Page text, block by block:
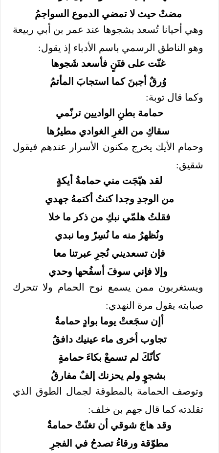
مضتْ حيث لا تمضي الدموع السواجمُ
وهي أحيانا تُسعد بشجوها عند عمر بن أبي ربيعة
وهو الناطق الرسمي باسم الأدباء إذ يقول:
غنّت على فنَنٍ فأسعد شَجوها
وُرقٌ أجبنَ كما استجابَ المأتمُ
وكما قال توبة:
حمامة بطنِ الواديين ترنّمي
سقاكِ من الغرِ الغوادي مطيرُها
وحمام الأيك يخرج مكنون الأسرار عندهم فيقول
شقيق:
لقد هيّجَت مني حمامةُ أيكةٍ
من الوجدِ وجدا كنتُ أكتمهُ جهدي
فقلتُ هلمّي نبكِ من ذكر ما خلا
ونُظهرُ منه ما نُسِرّ وما نبدي
فإن تسعدينينُجرِ عبرتنا معا
وإلا فإني سوفَ أسفُحها وحدي
ويستغربون ممن يسمع نوح الحمام ولا تتحرك
صبابته يقول مرة النهدي:
أإن سجَعتْ يوما بوادٍ حمامةٌ
تجاوب أخرى ماء عينيك دافقُ
كأنّكَ لم تسمعْ بكاءَ حمامةٍ
بشجوٍ ولم يحزنك إلفٌ مفارقُ
وتوصف الحمامة بالمطوقة لجمال الطوق الذي
تقلدته كما قال جهم بن خلف:
وقد هاجَ شوقي أن تغنّتْ حمامةٌ
مطوّقة ورقاءُ تصدحُ في الفجرِ